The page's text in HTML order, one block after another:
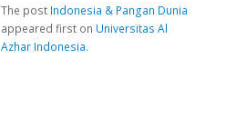
The post Indonesia & Pangan Dunia
appeared first on Universitas Al
Azhar Indonesia.